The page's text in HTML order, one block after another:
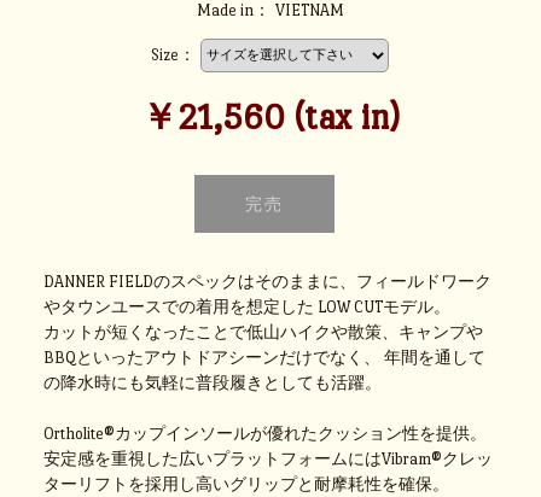
Made in：
VIETNAM
Size：
￥21,560 (tax in)
DANNER FIELDのスペックはそのままに、フィールドワーク
やタウンユースでの着用を想定した LOW CUTモデル。
カットが短くなったことで低山ハイクや散策、キャンプや
BBQといったアウトドアシーンだけでなく、 年間を通して
の降水時にも気軽に普段履きとしても活躍。
Ortholite®カップインソールが優れたクッション性を提供。
安定感を重視した広いプラットフォームにはVibram®クレッ
ターリフトを採用し高いグリップと耐摩耗性を確保。